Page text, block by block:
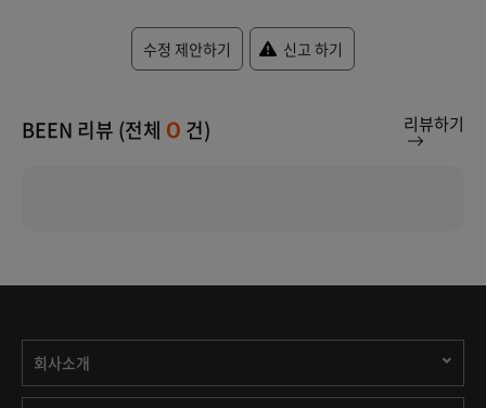
수정 제안하기 신고 하기
BEEN 리뷰 (전체 0 건) 리뷰하기
회사소개